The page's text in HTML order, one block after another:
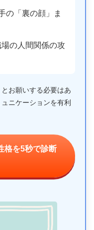
の「裏の顔」ま
の人間関係の攻
お願いする必要はあ
ニケーションを有利
格を5秒で診断